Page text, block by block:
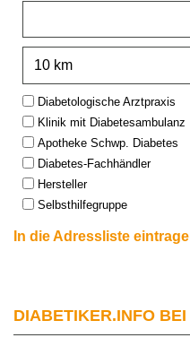
Type:Diabetologische Arztpraxis
Klinik mit Diabetesambulanz
Apotheke Schwp. Diabetes
Diabetes-Fachhändler
Hersteller
Selbsthilfegruppe
In die Adressliste
DIABETIKER.INFO